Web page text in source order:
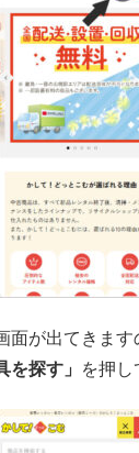
面が出てきます
を探す」
を押し